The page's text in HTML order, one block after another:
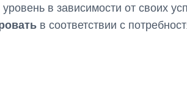
в зависимости от своих
в соответствии с